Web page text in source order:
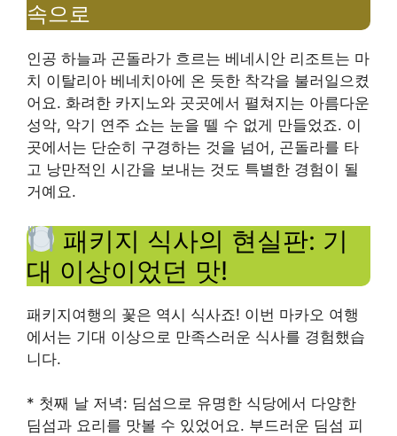
속으로
인공 하늘과 곤돌라가 흐르는 베네시안 리조트는 마
치 이탈리아 베네치아에 온 듯한 착각을 불러일으켰
어요. 화려한 카지노와 곳곳에서 펼쳐지는 아름다운
성악, 악기 연주 쇼는 눈을 뗄 수 없게 만들었죠. 이
곳에서는 단순히 구경하는 것을 넘어, 곤돌라를 타
고 낭만적인 시간을 보내는 것도 특별한 경험이 될
거예요.
패키지 식사의 현실판: 기
대 이상이었던 맛!
패키지여행의 꽃은 역시 식사죠! 이번 마카오 여행
에서는 기대 이상으로 만족스러운 식사를 경험했습
니다.
* 첫째 날 저녁: 딤섬으로 유명한 식당에서 다양한
딤섬과 요리를 맛볼 수 있었어요. 부드러운 딤섬 피